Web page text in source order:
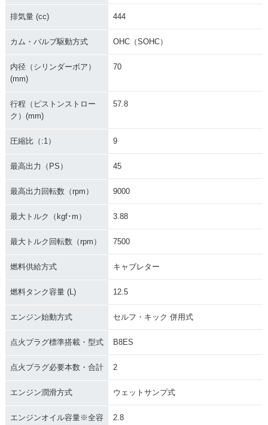
排気量 (cc) 444
カム・バルブ駆動方式 OHC（SOHC）
内径（シリンダーボア）
(mm)
70
行程（ピストンストロー
ク）(mm)
57.8
圧縮比（:1） 9
最高出力（PS） 45
最高出力回転数（rpm） 9000
最大トルク（kgf･m） 3.88
最大トルク回転数（rpm） 7500
燃料供給方式 キャブレター
燃料タンク容量 (L) 12.5
エンジン始動方式 セルフ・キック 併用式
点火プラグ標準搭載・型式 B8ES
点火プラグ必要本数・合計 2
エンジン潤滑方式 ウェットサンプ式
エンジンオイル容量※全容
2.8